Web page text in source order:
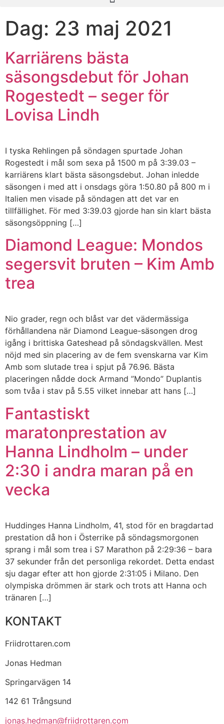
Dag: 23 maj 2021
Karriärens bästa
säsongsdebut för Johan
Rogestedt – seger för
Lovisa Lindh
I tyska Rehlingen på söndagen spurtade Johan
Rogestedt i mål som sexa på 1500 m på 3:39.03 –
karriärens klart bästa säsongsdebut. Johan inledde
säsongen i med att i onsdags göra 1:50.80 på 800 m i
Italien men visade på söndagen att det var en
tillfällighet. För med 3:39.03 gjorde han sin klart bästa
säsongsöppning […]
Diamond League: Mondos
segersvit bruten – Kim Amb
trea
Nio grader, regn och blåst var det vädermässiga
förhållandena när Diamond League-säsongen drog
igång i brittiska Gateshead på söndagskvällen. Mest
nöjd med sin placering av de fem svenskarna var Kim
Amb som slutade trea i spjut på 76.96. Bästa
placeringen nådde dock Armand ”Mondo” Duplantis
som tvåa i stav på 5.55 vilket innebar att hans […]
Fantastiskt
maratonprestation av
Hanna Lindholm – under
2:30 i andra maran på en
vecka
Huddinges Hanna Lindholm, 41, stod för en bragdartad
prestation då hon i Österrike på söndagsmorgonen
sprang i mål som trea i S7 Marathon på 2:29:36 – bara
37 sekunder från det personliga rekordet. Detta endast
sju dagar efter att hon gjorde 2:31:05 i Milano. Den
olympiska drömmen är stark och trots att Hanna och
tränaren […]
KONTAKT
Friidrottaren.com
Jonas Hedman
Springarvägen 14
142 61 Trångsund
jonas.hedman@friidrottaren.com